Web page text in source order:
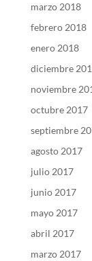
marzo 2018
febrero 2018
enero 2018
diciembre
noviembre
octubre 2017
septiembre
agosto 2017
julio 2017
junio 2017
mayo 2017
abril 2017
marzo 2017